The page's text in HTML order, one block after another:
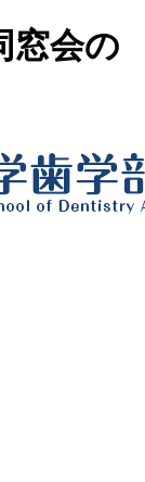
窓会の